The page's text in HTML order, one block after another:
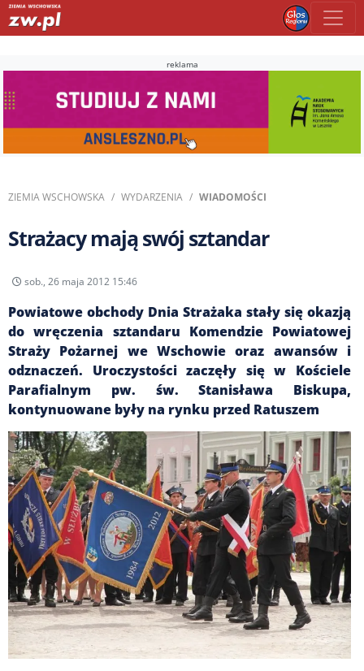
reklama
ZIEMIA WSCHOWSKA WYDARZENIA WIADOMOŚCI
Strażacy mają swój sztandar
sob., 26 maja 2012 15:46
Powiatowe obchody Dnia Strażaka stały się okazją
do wręczenia sztandaru Komendzie Powiatowej
Straży Pożarnej we Wschowie oraz awansów i
odznaczeń. Uroczystości zaczęły się w Kościele
Parafialnym pw. św. Stanisława Biskupa,
kontynuowane były na rynku przed Ratuszem